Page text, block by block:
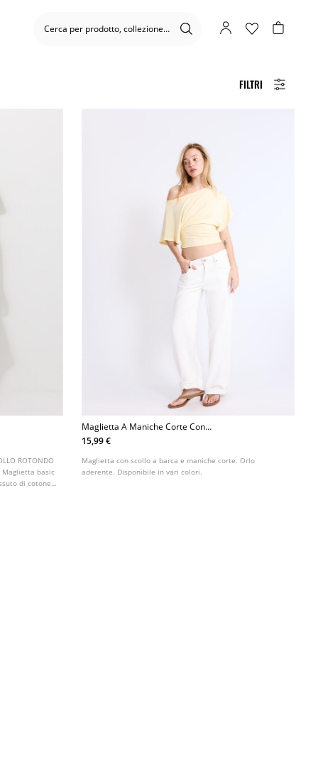
FILTRI
ROTONDO
Maglietta basic
di cotone
Maglietta A Maniche Corte Con
Scollo A Barca
15,99 €
Maglietta con scollo a barca e maniche corte. Orlo
aderente. Disponibile in vari colori.